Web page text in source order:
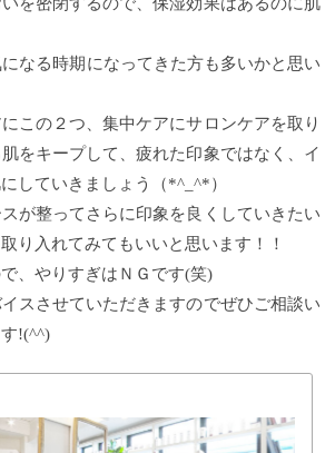
を密閉するので、保湿効果はあるのに肌
なる時期になってきた方も多いかと思い
この２つ、集中ケアにサロンケアを取り
をキープして、疲れた印象ではなく、イ
していきましょう（*^_^*）
が整ってさらに印象を良くしていきたい
り入れてみてもいいと思います！！
、やりすぎはＮＧです(笑)
スさせていただきますのでぜひご相談い
!(^^)